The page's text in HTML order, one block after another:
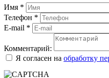
Имя *
Телефон *
E-mail *
Комментарий:
Я согласен на обработку